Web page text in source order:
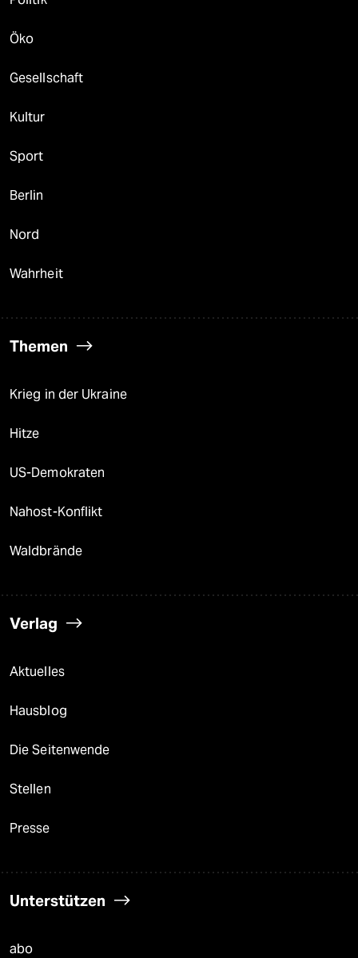
Öko
Gesellschaft
Kultur
Sport
Berlin
Nord
Wahrheit
Themen
Krieg in der Ukraine
Hitze
US-Demokraten
Nahost-Konflikt
Waldbrände
Verlag
Aktuelles
Hausblog
Die Seitenwende
Stellen
Presse
Unterstützen
abo